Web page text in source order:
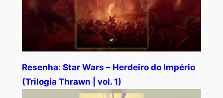
Resenha: Star Wars – Herdeiro do Império
(Trilogia Thrawn | vol. 1)